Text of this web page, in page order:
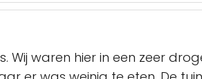
Wij waren hier in een zeer